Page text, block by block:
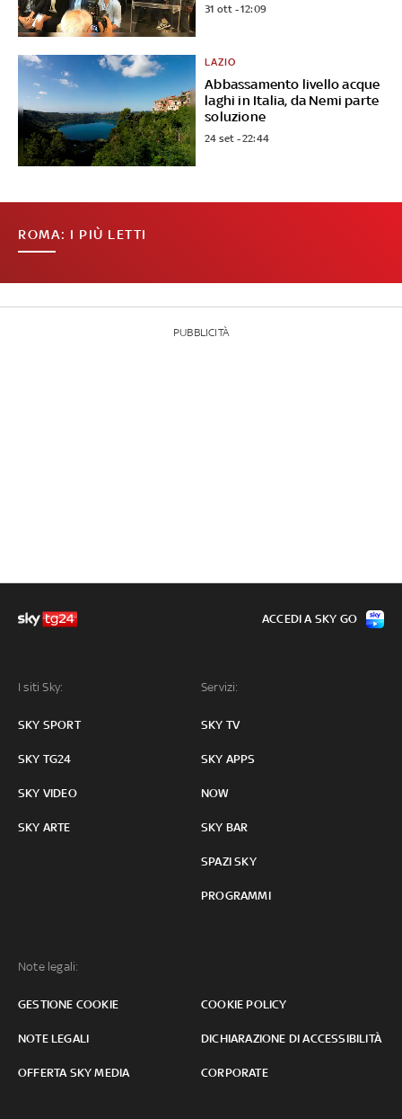
31 ott - 12:09
Abbassamento livello acque
laghi in Italia, da Nemi parte
soluzione
LAZIO
24 set - 22:44
ROMA: I PIÙ LETTI
PUBBLICITÀ
I siti Sky:
SKY SPORT
SKY TG24
SKY VIDEO
SKY ARTE
Servizi:
SKY TV
SKY APPS
NOW
SKY BAR
SPAZI SKY
PROGRAMMI
Note legali:
GESTIONE COOKIE COOKIE POLICY
NOTE LEGALI DICHIARAZIONE DI ACCESSIBILITÀ
OFFERTA SKY MEDIA CORPORATE
ACCEDI A SKY GO